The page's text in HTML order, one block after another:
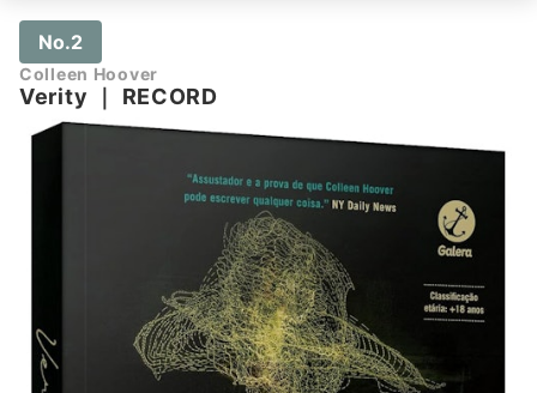
No.2
Colleen Hoover
Verity RECORD